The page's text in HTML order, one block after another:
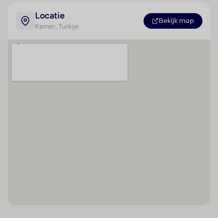
Desinfectiedispenser
Locatie
Kemer, Turkije
Bekijk map